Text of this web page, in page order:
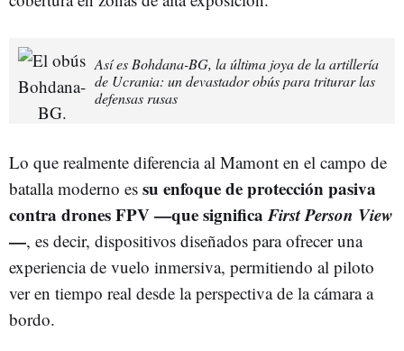
Así es Bohdana-BG, la última joya de la artillería
de Ucrania: un devastador obús para triturar las
defensas rusas
Lo que realmente diferencia al Mamont en el campo de
batalla moderno es su enfoque de protección pasiva
contra drones FPV —que significaFirst Person View
—, es decir, dispositivos diseñados para ofrecer una
experiencia de vuelo inmersiva, permitiendo al piloto
ver en tiempo real desde la perspectiva de la cámara a
bordo.